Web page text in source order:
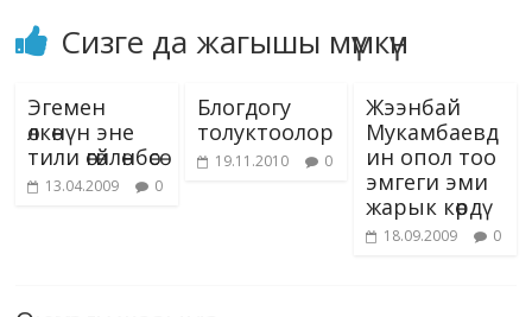
Сизге да жагышы мүмкүн
Эгемен
өлкөнүн эне
тили өгөйлөнбөсө
13.04.2009 0
Блогдогу
толуктоолор
19.11.2010 0
Жээнбай
Мукамбаевд
ин опол тоо
эмгеги эми
жарык көрдү
18.09.2009 0